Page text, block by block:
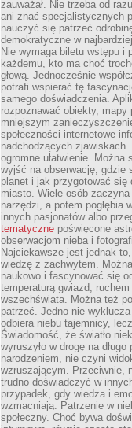
zauważał. Nie trzeba od
ani znać specjalistycznych
nauczyć się patrzeć
demokratyczne w
Nie wymaga biletu wstępu i
każdemu, kto ma choć
głową. Jednocześnie
potrafi wspierać tę
samego doświadczenia.
rozpoznawać obiekty, mapy
mniejszym
społeczności internetowe
nadchodzących
ogromne ułatwienie. Można
wyjść na obserwację, gdzie
planet i jak przygotować się
miasto. Wiele osób zaczyna
narzędzi, a potem pogłębia
innych pasjonatów albo
tematyczne poświęcone
obserwacjom nieba i
Najciekawsze jest jednak
wiedzę z zachwytem.
naukowo i fascynować się
temperaturą gwiazd,
wszechświata. Można też
patrzeć. Jedno nie
odbiera niebu tajemnicy,
Świadomość, że światło
wyruszyło w drogę na
narodzeniem, nie czyni
wzruszającym. Przeciwnie,
trudno doświadczyć w
przypadek, gdy wiedza i
wzmacniają. Patrzenie w
społeczny. Choć bywa